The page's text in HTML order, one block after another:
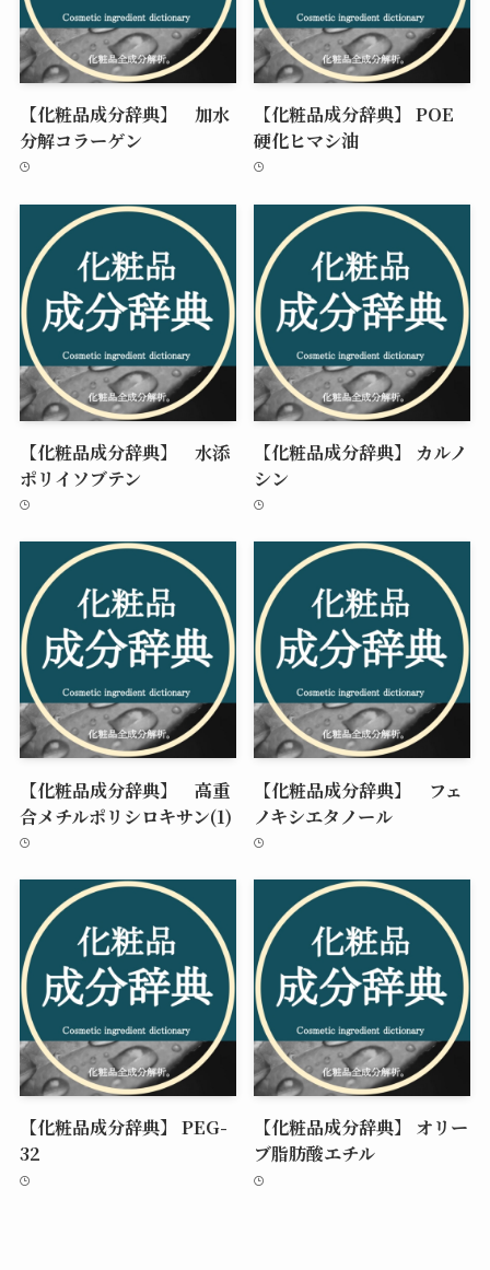
【化粧品成分辞典】 加水
分解コラーゲン
【化粧品成分辞典】 POE
硬化ヒマシ油
【化粧品成分辞典】 水添
ポリイソブテン
【化粧品成分辞典】 カルノ
シン
【化粧品成分辞典】 高重
合メチルポリシロキサン(1)
【化粧品成分辞典】 フェ
ノキシエタノール
【化粧品成分辞典】 PEG-
32
【化粧品成分辞典】 オリー
ブ脂肪酸エチル